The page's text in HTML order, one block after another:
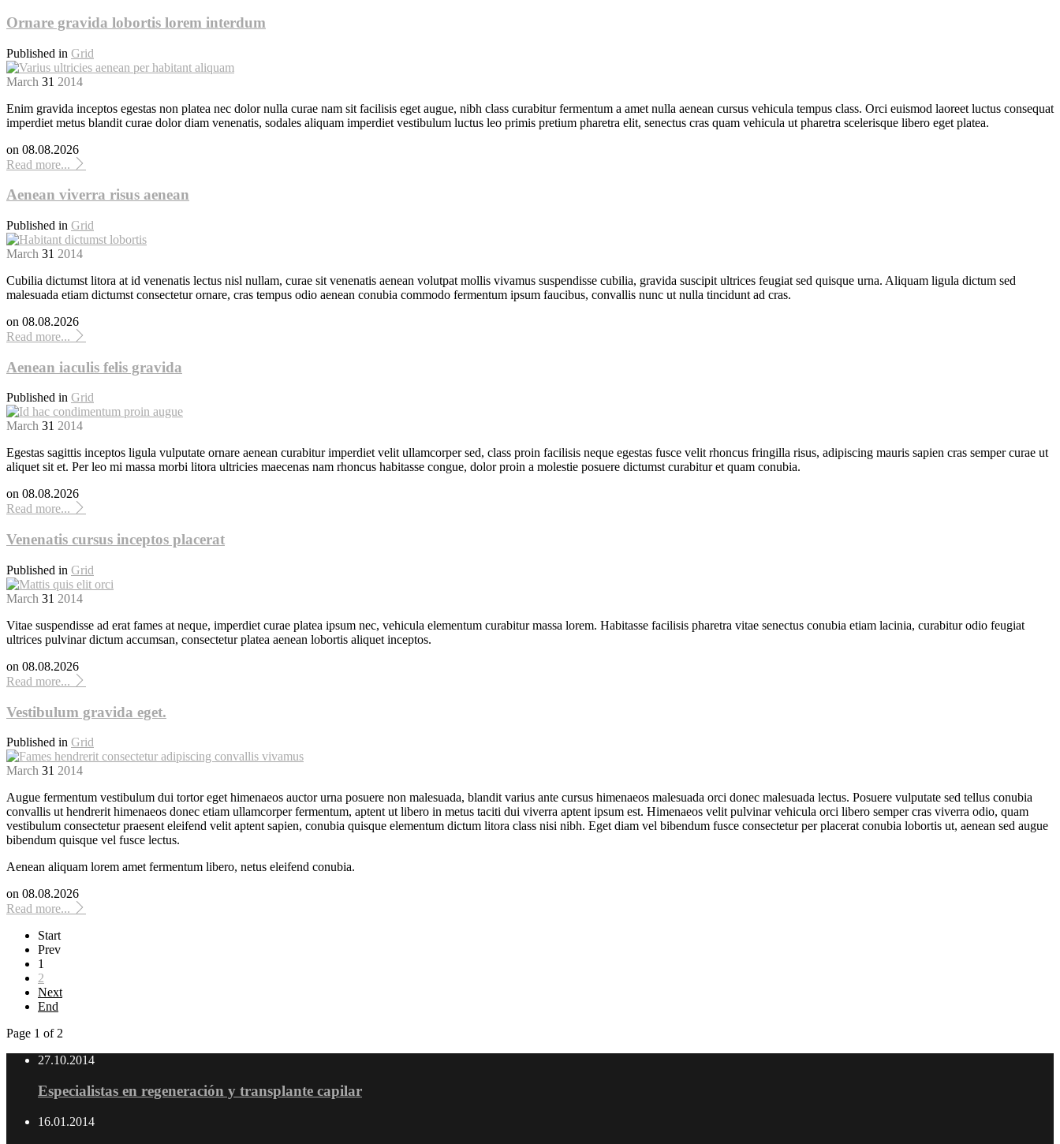
Ornare gravida lobortis lorem interdum
Published in Grid
March 31 2014
Enim gravida inceptos egestas non platea nec dolor nulla curae nam sit facilisis eget augue, nibh class curabitur fermentum a amet nulla aenean cursus vehicula tempus class. Orci euismod laoreet luctus consequat
imperdiet metus blandit curae dolor diam venenatis, sodales aliquam imperdiet vestibulum luctus leo primis pretium pharetra elit, senectus cras quam vehicula ut pharetra scelerisque libero eget platea.
on 08.08.2026
Read more...
Aenean viverra risus aenean
Published in Grid
March 31 2014
Cubilia dictumst litora at id venenatis lectus nisl nullam, curae sit venenatis aenean volutpat mollis vivamus suspendisse cubilia, gravida suscipit ultrices feugiat sed quisque urna. Aliquam ligula dictum sed
malesuada etiam dictumst consectetur ornare, cras tempus odio aenean conubia commodo fermentum ipsum faucibus, convallis nunc ut nulla tincidunt ad cras.
on 08.08.2026
Read more...
Aenean iaculis felis gravida
Published in Grid
March 31 2014
Egestas sagittis inceptos ligula vulputate ornare aenean curabitur imperdiet velit ullamcorper sed, class proin facilisis neque egestas fusce velit rhoncus fringilla risus, adipiscing mauris sapien cras semper curae ut
aliquet sit et. Per leo mi massa morbi litora ultricies maecenas nam rhoncus habitasse congue, dolor proin a molestie posuere dictumst curabitur et quam conubia.
on 08.08.2026
Read more...
Venenatis cursus inceptos placerat
Published in Grid
March 31 2014
Vitae suspendisse ad erat fames at neque, imperdiet curae platea ipsum nec, vehicula elementum curabitur massa lorem. Habitasse facilisis pharetra vitae senectus conubia etiam lacinia, curabitur odio feugiat
ultrices pulvinar dictum accumsan, consectetur platea aenean lobortis aliquet inceptos.
on 08.08.2026
Read more...
Vestibulum gravida eget.
Published in Grid
March 31 2014
Augue fermentum vestibulum dui tortor eget himenaeos auctor urna posuere non malesuada, blandit varius ante cursus himenaeos malesuada orci donec malesuada lectus. Posuere vulputate sed tellus conubia
convallis ut hendrerit himenaeos donec etiam ullamcorper fermentum, aptent ut libero in metus taciti dui viverra aptent ipsum est. Himenaeos velit pulvinar vehicula orci libero semper cras viverra odio, quam
vestibulum consectetur praesent eleifend velit aptent sapien, conubia quisque elementum dictum litora class nisi nibh. Eget diam vel bibendum fusce consectetur per placerat conubia lobortis ut, aenean sed augue
bibendum quisque vel fusce lectus.
Aenean aliquam lorem amet fermentum libero, netus eleifend conubia.
on 08.08.2026
Read more...
Start
Prev
1
2
Next
End
Page 1 of 2
27.10.2014
Especialistas en regeneración y transplante capilar
16.01.2014